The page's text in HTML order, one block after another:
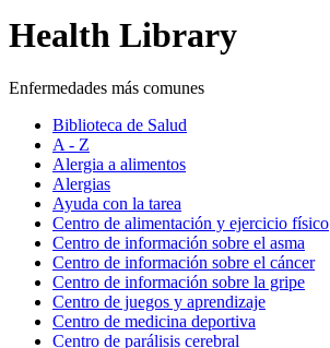
Health Library
Enfermedades más comunes
Biblioteca de Salud
A - Z
Alergia a alimentos
Alergias
Ayuda con la tarea
Centro de alimentación y ejercicio físico
Centro de información sobre el asma
Centro de información sobre el cáncer
Centro de información sobre la gripe
Centro de juegos y aprendizaje
Centro de medicina deportiva
Centro de parálisis cerebral